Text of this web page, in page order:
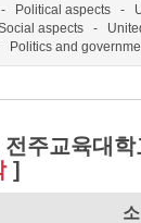
- Political aspects -
aspects -
Politics and
전주교육대
]